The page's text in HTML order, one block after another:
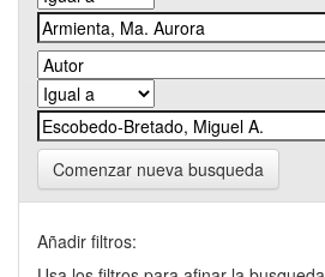
Comenzar nueva busqueda
Añadir filtros: